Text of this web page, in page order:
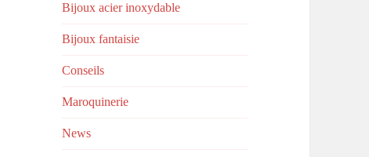
Bijoux acier inoxydable
Bijoux fantaisie
Conseils
Maroquinerie
News